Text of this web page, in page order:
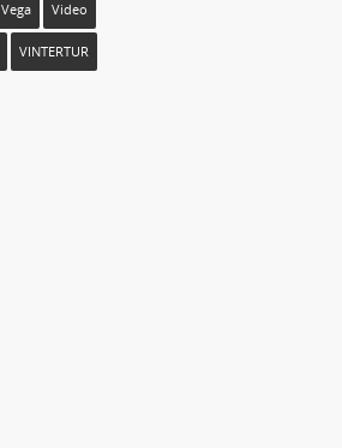
Vega Video
VINTERTUR